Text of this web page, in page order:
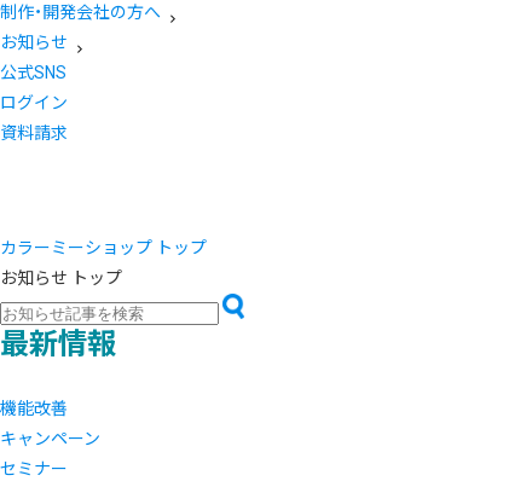
制作・開発会社の方へ
お知らせ
公式SNS
ログイン
資料請求
カラーミーショップ トップ
お知らせ トップ
最新情報
機能改善
キャンペーン
セミナー